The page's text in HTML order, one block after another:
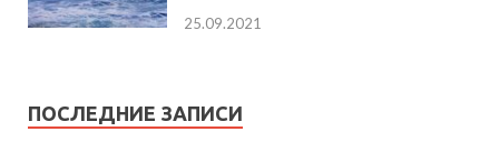
25.09.2021
ПОСЛЕДНИЕ ЗАПИСИ